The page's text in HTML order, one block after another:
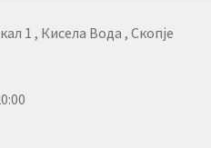
1 , Кисела Вода , Скопје